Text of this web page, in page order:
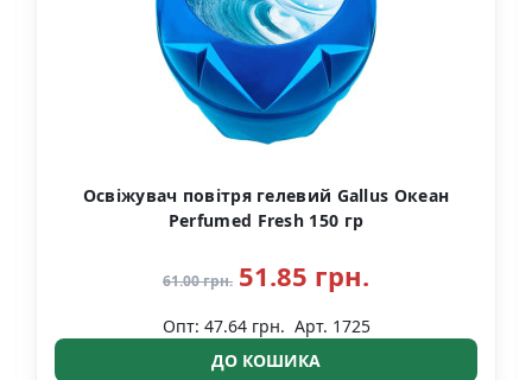
Освіжувач повітря гелевий Gallus Океан
Perfumed Fresh 150 гр
61.00 грн. 51.85 грн.
Опт: 47.64 грн. Арт. 1725
ДО КОШИКА